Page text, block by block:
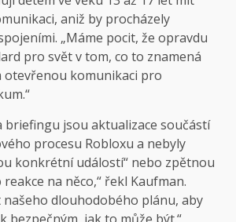
aniž by procházely
„Máme pocit, že opravdu
pro svět v tom, co to znamená
otevřenou komunikaci pro
briefingu jsou aktualizace součástí
procesu Robloxu a nebyly
konkrétní událostí“ nebo zpětnou
na něco,“ řekl Kaufman.
našeho dlouhodobého plánu, aby